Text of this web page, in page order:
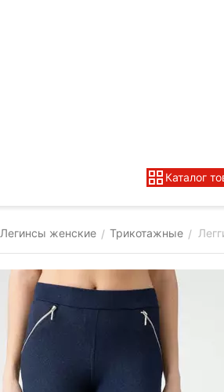
Каталог
Легинсы женские / Трикотажные /